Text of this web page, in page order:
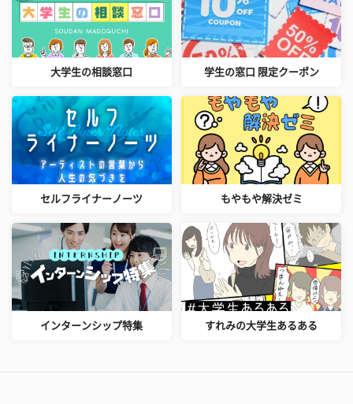
大学生の相談窓口 学生の窓口 限定クーポン
セルフライナーノーツ もやもや解決ゼミ
インターンシップ特集 すれみの大学生あるある